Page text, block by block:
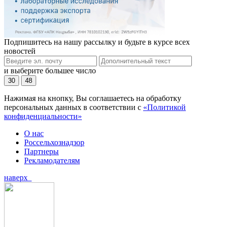
Подпишитесь на нашу рассылку и будьте в курсе всех
новостей
и выберите большее число
30 48
Нажимая на кнопку, Вы соглашаетесь на обработку
персональных данных в соответствии с «Политикой
конфиденциальности»
О нас
Россельхознадзор
Партнеры
Рекламодателям
наверх